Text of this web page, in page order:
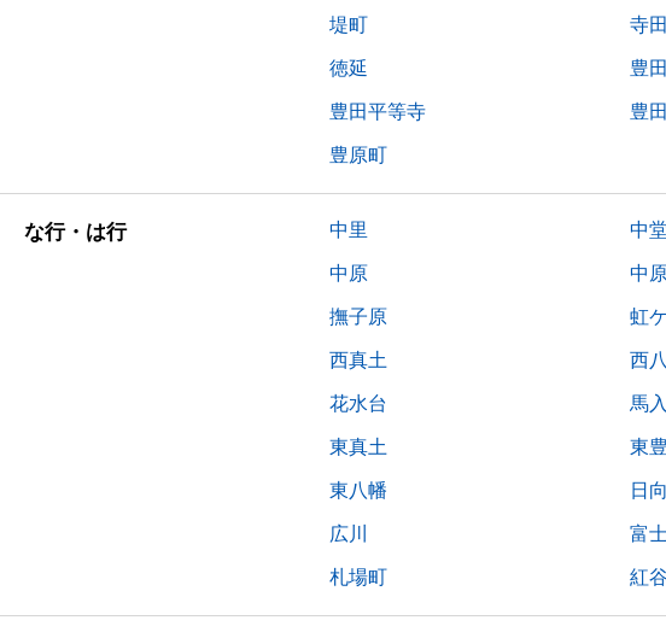
堤町 寺
徳延 豊
豊田平等寺 豊
豊原町
な行・は行 中里 中堂
中原 中
撫子原 虹
西真土 西
花水台 馬入
東真土 東
東八幡 日
広川 富
札場町 紅